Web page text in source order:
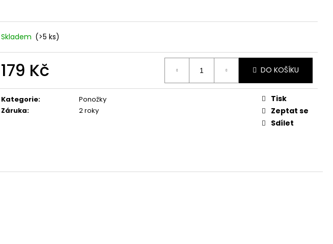
Skladem (>5 ks)
179 Kč
cena:
DO KOŠÍKU
Kategorie:
Ponožky
Záruka: 2 roky
Tisk
Zeptat se
Sdílet